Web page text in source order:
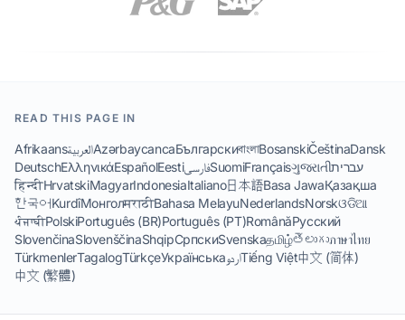
READ THIS PAGE IN
AfrikaansالعربيةAzərbaycancaБългарскиবাংলাBosanskiČeštinaDansk
DeutschΕλληνικάEspañolEestiفارسیSuomiFrançaisગુજરાતીעברית
हिन्दीHrvatskiMagyarIndonesiaItaliano日本語Basa JawaҚазақша
한국어KurdîМонголमराठीBahasa MelayuNederlandsNorskଓଡିଆ
ਪੰਜਾਬੀPolskiPortuguês (BR)Português (PT)RomânăРусский
SlovenčinaSlovenščinaShqipСрпскиSvenskaதமிழ்తెలుగుภาษาไทย
TürkmenlerTagalogTürkçeУкраїнськаاردوTiếng Việt中文 (简体)
中文 (繁體)